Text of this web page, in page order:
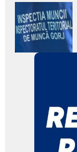
Adaugă
aici textul
pentru
subtitlu